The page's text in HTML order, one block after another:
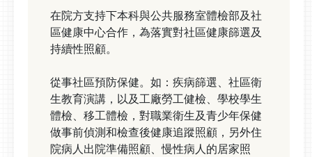
在院方支持下本科與公共服務室體檢部及社
區健康中心合作，為落實對社區健康篩選及
持續性照顧。
從事社區預防保健。如：疾病篩選、社區衛
生教育演講，以及工廠勞工健檢、學校學生
體檢、移工體檢，對職業衛生及青少年保健
做事前偵測和檢查後健康追蹤照顧，另外住
院病人出院準備照顧、慢性病人的居家照